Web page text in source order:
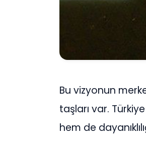
Bu vizyonun
taşları var.
hem de